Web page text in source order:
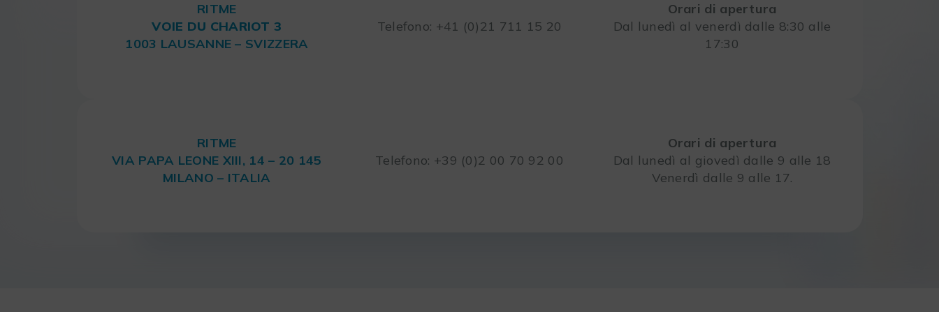
RITME
VOIE DU CHARIOT 3
1003 LAUSANNE – SVIZZERA
Telefono: +41 (0)21 711 15 20
Orari di apertura
Dal lunedì al venerdì dalle 8:30 alle
17:30
RITME
VIA PAPA LEONE XIII, 14 – 20 145
MILANO – ITALIA
Telefono: +39 (0)2 00 70 92 00
Orari di apertura
Dal lunedì al giovedì dalle 9 alle 18
Venerdì dalle 9 alle 17.